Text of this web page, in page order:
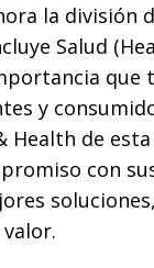
la división
Salud
que
y
de
con